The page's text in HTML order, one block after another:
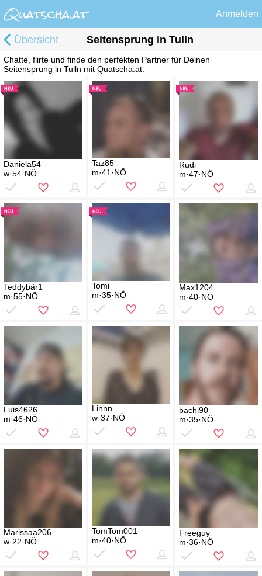
Anmelden
Übersicht Seitensprung in Tulln
Chatte, flirte und finde den perfekten Partner für Deinen
Seitensprung in Tulln mit Quatscha.at.
Daniela54
w·54·NÖ
Taz85
m·41·NÖ
Rudi
m·47·NÖ
Teddybär1
m·55·NÖ
Tomi
m·35·NÖ
Max1204
m·40·NÖ
Luis4626
m·46·NÖ
Linnn
w·37·NÖ
bachi90
m·35·NÖ
Marissaa206
w·22·NÖ
TomTom001
m·40·NÖ
Freeguy
m·36·NÖ